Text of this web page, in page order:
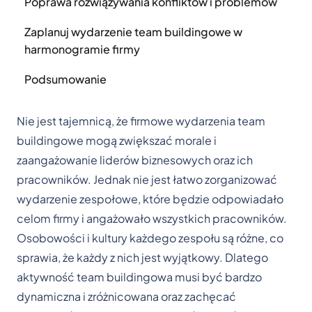
Zaplanuj wydarzenie team buildingowe w
harmonogramie firmy
Podsumowanie
Nie jest tajemnicą, że firmowe wydarzenia team
buildingowe mogą zwiększać morale i
zaangażowanie liderów biznesowych oraz ich
pracowników. Jednak nie jest łatwo zorganizować
wydarzenie zespołowe, które będzie odpowiadało
celom firmy i angażowało wszystkich pracowników.
Osobowości i kultury każdego zespołu są różne, co
sprawia, że każdy z nich jest wyjątkowy. Dlatego
aktywność team buildingowa musi być bardzo
dynamiczna i zróżnicowana oraz zachęcać